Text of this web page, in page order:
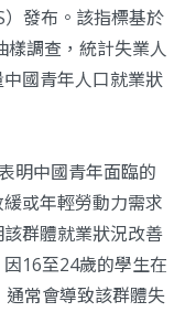
發布。該指標基於
調查，統計失業人
國青年人口就業狀
明中國青年面臨的
或年輕勞動力需求
群體就業狀況改善
16至24歲的學生在
常會導致該群體失